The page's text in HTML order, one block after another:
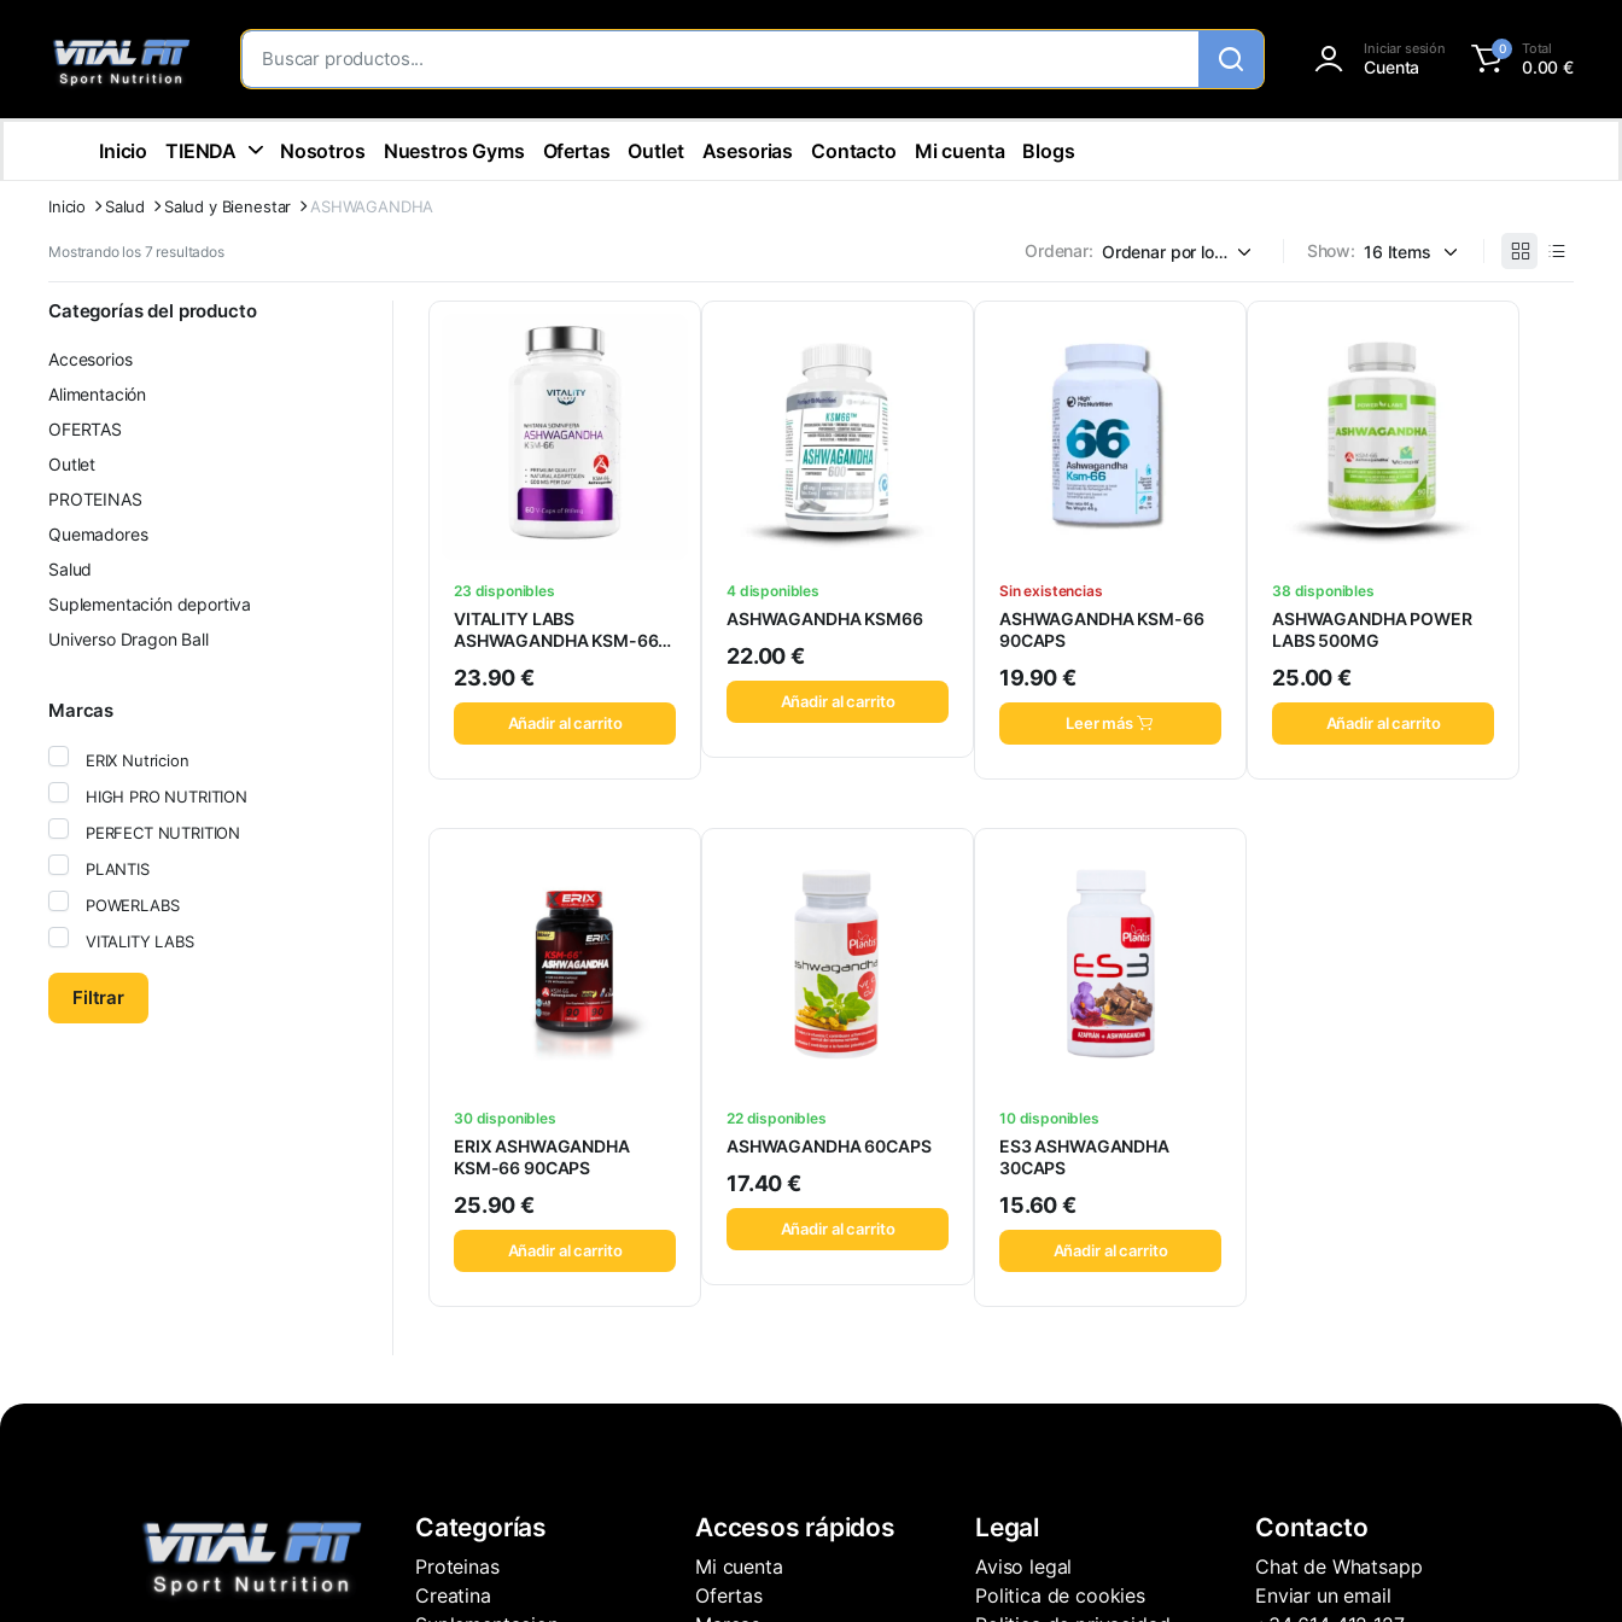
Iniciar sesión
Cuenta
0 Total
0.00€
Inicio TIENDA Nosotros Nuestros Gyms Ofertas Outlet Asesorias Contacto Mi cuenta Blogs
Inicio Salud Salud y Bienestar ASHWAGANDHA
Mostrando los 7 resultados Ordenar: Show:
23 disponibles
VITALITY LABS
ASHWAGANDHA KSM-66
23.90€
Añadir al carrito
4 disponibles
ASHWAGANDHA KSM66
22.00€
Añadir al carrito
Sin existencias
ASHWAGANDHA KSM-66
90CAPS
19.90€
Leer más
38 disponibles
ASHWAGANDHA POWER
LABS 500MG
25.00€
Añadir al carrito
30 disponibles
ERIX ASHWAGANDHA
KSM-66 90CAPS
25.90€
Añadir al carrito
22 disponibles
ASHWAGANDHA 60CAPS
17.40€
Añadir al carrito
10 disponibles
ES3 ASHWAGANDHA
30CAPS
15.60€
Añadir al carrito
Categorías del producto
Accesorios
Alimentación
OFERTAS
Outlet
PROTEINAS
Quemadores
Salud
Suplementación deportiva
Universo Dragon Ball
Marcas
ERIX Nutricion
HIGH PRO NUTRITION
PERFECT NUTRITION
PLANTIS
POWERLABS
VITALITY LABS
Filtrar
Categorías
Proteinas
Creatina
Accesos rápidos
Mi cuenta
Ofertas
Legal
Aviso legal
Politica de cookies
Contacto
Chat de Whatsapp
Enviar un email